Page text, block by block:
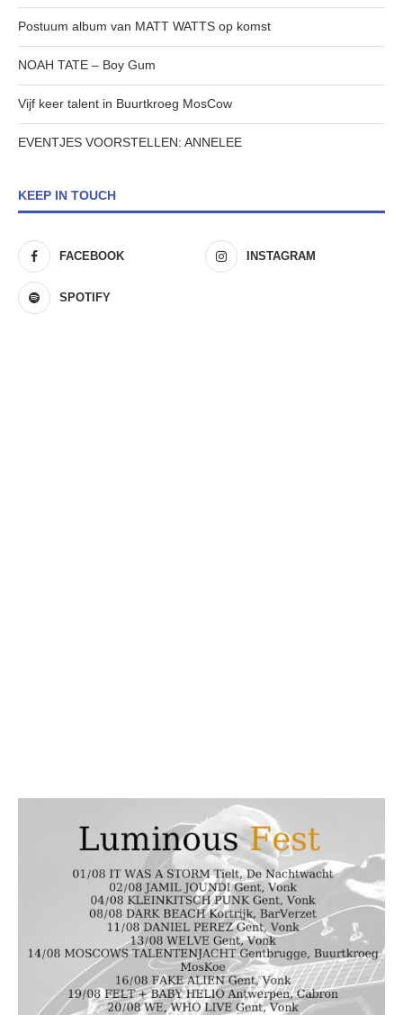
Postuum album van MATT WATTS op komst
NOAH TATE – Boy Gum
Vijf keer talent in Buurtkroeg MosCow
EVENTJES VOORSTELLEN: ANNELEE
KEEP IN TOUCH
FACEBOOK INSTAGRAM
SPOTIFY